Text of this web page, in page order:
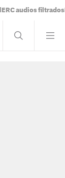
ERC audios filtrados